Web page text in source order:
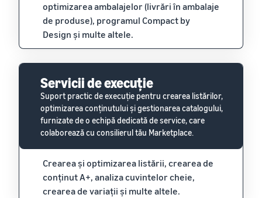
optimizarea ambalajelor (livrări în ambalaje
de produse), programul Compact by
Design și multe altele.
Servicii de execuție
Suport practic de execuție pentru crearea listărilor,
optimizarea conținutului și gestionarea catalogului,
furnizate de o echipă dedicată de service, care
colaborează cu consilierul tău Marketplace.
Crearea și optimizarea listării, crearea de
conținut A+, analiza cuvintelor cheie,
crearea de variații și multe altele.